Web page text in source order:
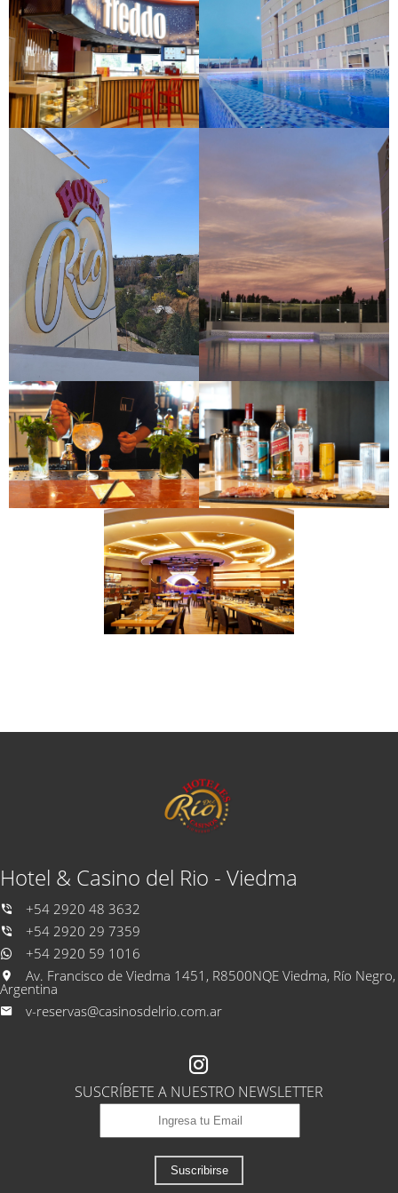
Hotel & Casino del Rio - Viedma
+54 2920 48 3632
+54 2920 29 7359
+54 2920 59 1016
Av. Francisco de Viedma 1451, R8500NQE Viedma, Río Negro,
Argentina
v-reservas@casinosdelrio.com.ar
SUSCRÍBETE A NUESTRO NEWSLETTER
Suscribirse